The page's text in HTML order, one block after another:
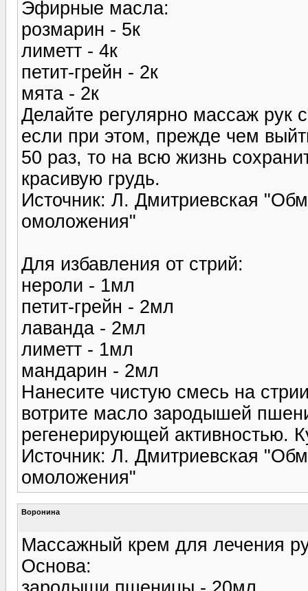
Эфирные масла:
розмарин - 5к
лиметт - 4к
петит-грейн - 2к
мята - 2к
Делайте регулярно массаж
если при этом, прежде чем
50 раз, то на всю жизнь
красивую грудь.
Источник: Л. Дмитриевская
омоложения"
Для избавления от стрий:
нероли - 1мл
петит-грейн - 2мл
лаванда - 2мл
лиметт - 1мл
мандарин - 2мл
Нанесите чистую смесь на
вотрите масло зародышей
регенерирующей активностью.
Источник: Л. Дмитриевская
омоложения"
Воронина
Массажный крем для лечения
Основа: